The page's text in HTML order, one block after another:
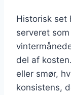
Historisk
serveret
del af
eller smør,
konsistens,